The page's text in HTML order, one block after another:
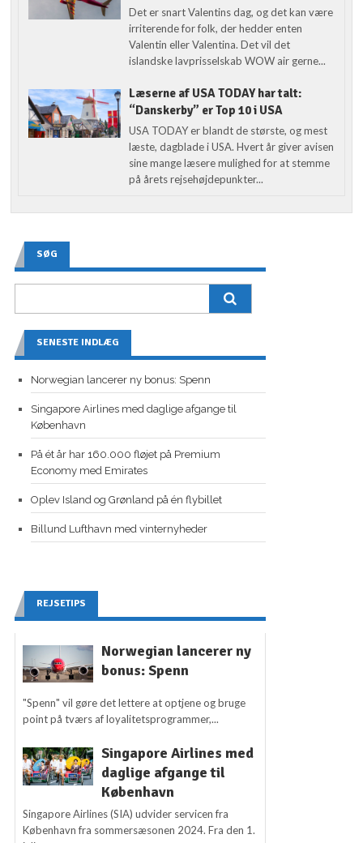
Det er snart Valentins dag, og det kan være
irriterende for folk, der hedder enten
Valentin eller Valentina. Det vil det
islandske lavprisselskab WOW air gerne...
Læserne af USA TODAY har talt:
“Danskerby” er Top 10 i USA
USA TODAY er blandt de største, og mest
læste, dagblade i USA. Hvert år giver avisen
sine mange læsere mulighed for at stemme
på årets rejsehøjdepunkter...
SØG
SENESTE INDLÆG
Norwegian lancerer ny bonus: Spenn
Singapore Airlines med daglige afgange til
København
På ét år har 160.000 fløjet på Premium
Economy med Emirates
Oplev Island og Grønland på én flybillet
Billund Lufthavn med vinternyheder
REJSETIPS
Norwegian lancerer ny
bonus: Spenn
"Spenn" vil gøre det lettere at optjene og bruge
point på tværs af loyalitetsprogrammer,...
Singapore Airlines med
daglige afgange til
København
Singapore Airlines (SIA) udvider servicen fra
København fra sommersæsonen 2024. Fra den 1.